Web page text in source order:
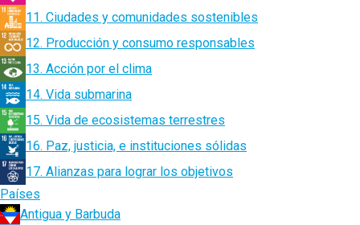
11. Ciudades y comunidades sostenibles
12. Producción y consumo responsables
13. Acción por el clima
14. Vida submarina
15. Vida de ecosistemas terrestres
16. Paz, justicia, e instituciones sólidas
17. Alianzas para lograr los objetivos
Países
Antigua y Barbuda